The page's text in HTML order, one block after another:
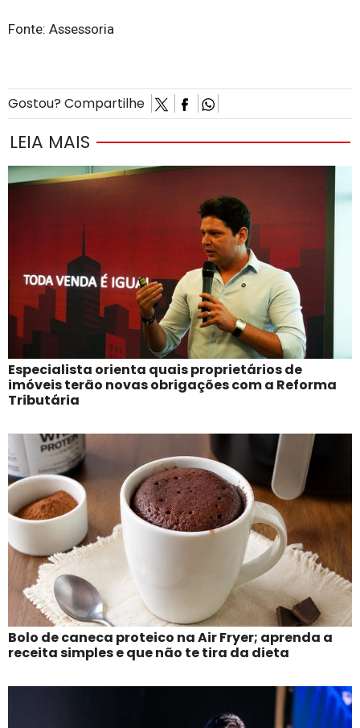
Fonte: Assessoria
Gostou? Compartilhe
LEIA MAIS
Especialista orienta quais proprietários de
imóveis terão novas obrigações com a Reforma
Tributária
Bolo de caneca proteico na Air Fryer; aprenda a
receita simples e que não te tira da dieta